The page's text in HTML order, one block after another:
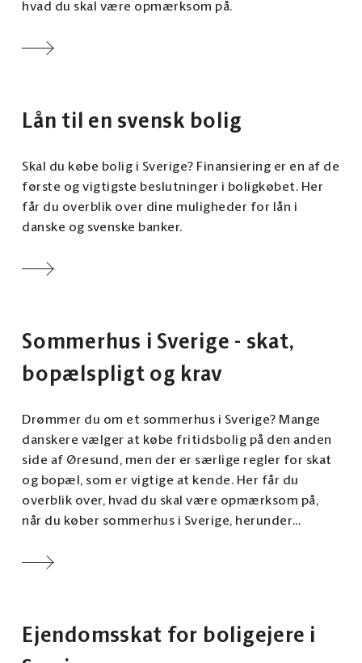
hvad du skal være opmærksom på.
Lån til en svensk bolig
Skal du købe bolig i Sverige? Finansiering er en af de
første og vigtigste beslutninger i boligkøbet. Her
får du overblik over dine muligheder for lån i
danske og svenske banker.
Sommerhus i Sverige - skat,
bopælspligt og krav
Drømmer du om et sommerhus i Sverige? Mange
danskere vælger at købe fritidsbolig på den anden
side af Øresund, men der er særlige regler for skat
og bopæl, som er vigtige at kende. Her får du
overblik over, hvad du skal være opmærksom på,
når du køber sommerhus i Sverige, herunder
Danmark og Sverige.
Ejendomsskat for boligejere i